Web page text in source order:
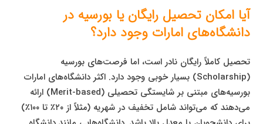
آیا امکان تحصیل رایگان یا بورسیه در
دانشگاه‌های امارات وجود دارد؟
تحصیل کاملاً رایگان نادر است، اما فرصت‌های بورسیه
(Scholarship) بسیار خوبی وجود دارد. اکثر دانشگاه‌های امارات
بورسیه‌های مبتنی بر شایستگی تحصیلی (Merit-based) ارائه
می‌دهند که می‌تواند شامل تخفیف در شهریه (مثلاً از ۲۰٪ تا ۱۰۰٪)